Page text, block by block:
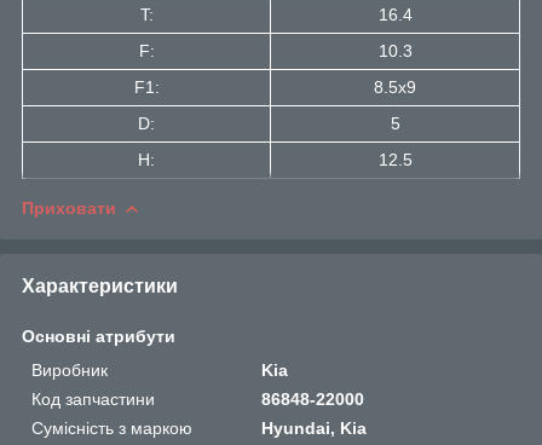
T:
16.4
F:
10.3
F1:
8.5x9
D:
5
H:
12.5
Приховати
Характеристики
Основні атрибути
Виробник
Kia
Код запчастини
86848-22000
Сумісність з маркою
Hyundai, Kia